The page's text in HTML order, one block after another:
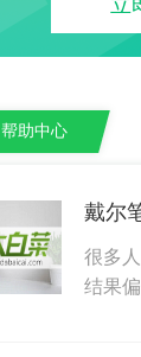
立
帮助中心
很多
结果